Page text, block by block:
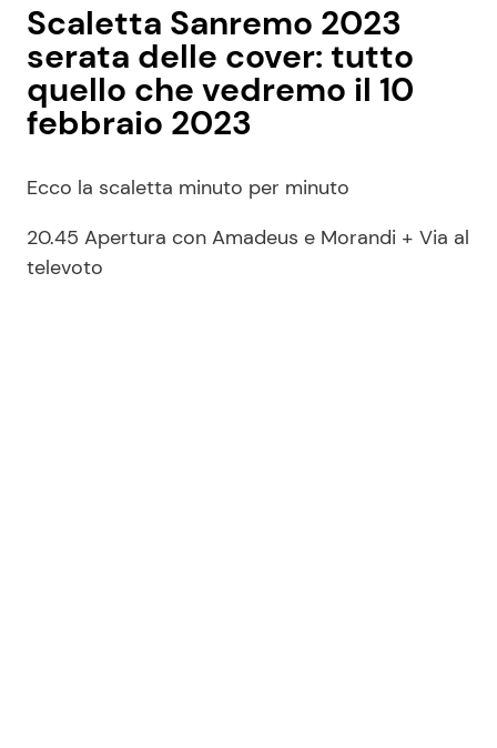
Scaletta Sanremo 2023
serata delle cover: tutto
quello che vedremo il 10
febbraio 2023
Ecco la scaletta minuto per minuto
20.45 Apertura con Amadeus e Morandi + Via al
televoto